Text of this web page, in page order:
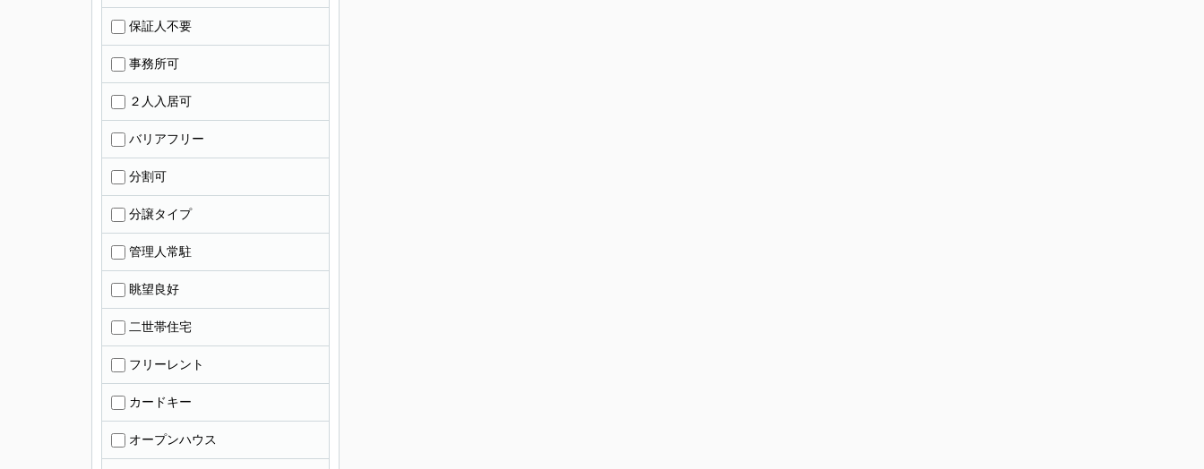
保証人不要
事務所可
２人入居可
バリアフリー
分割可
分譲タイプ
管理人常駐
眺望良好
二世帯住宅
フリーレント
カードキー
オープンハウス